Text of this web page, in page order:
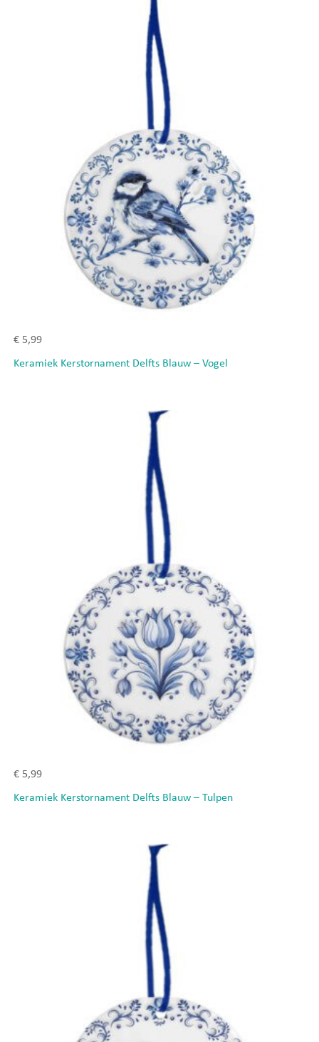
€5,99
Keramiek Kerstornament Delfts Blauw – Vogel
€5,99
Keramiek Kerstornament Delfts Blauw – Tulpen